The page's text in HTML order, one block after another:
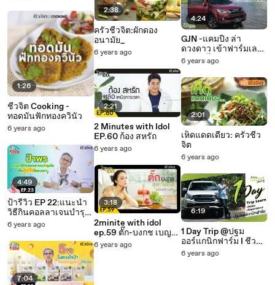
1:26
ชีวจิต Cooking -
ทอดมันฟักทองควินัว
6 years ago
4:49
ป้ารีวิว EP 22:แนะนำ
วิธีกินคอลลาเจนบำรุง
ข้อ Collakenko
6 years ago
7:04
2:38
ครัวชีวจิต:ผักดอง
อนามัย_
6 years ago
2:21
2 Minutes with Idol
EP.60 ก้อง สหรัถ
6 years ago
3:18
2minite with idol
ep.59 ตั๊ก-บงกช เบญจ
รงคกุล
6 years ago
4:24
GJN -แคมปิ้ง ล่า
ดวงดาว เข้าฟาร์มเล
ม่อน @ไร่พสุธารา
6 years ago
2:01
เห็ดแดดเดียว: ครัวชีว
จิต
6 years ago
6:19
1 Day Trip @ปฐม
ออร์แกนิกฟาร์ม I ชีว
จิตgreenjourney
6 years ago